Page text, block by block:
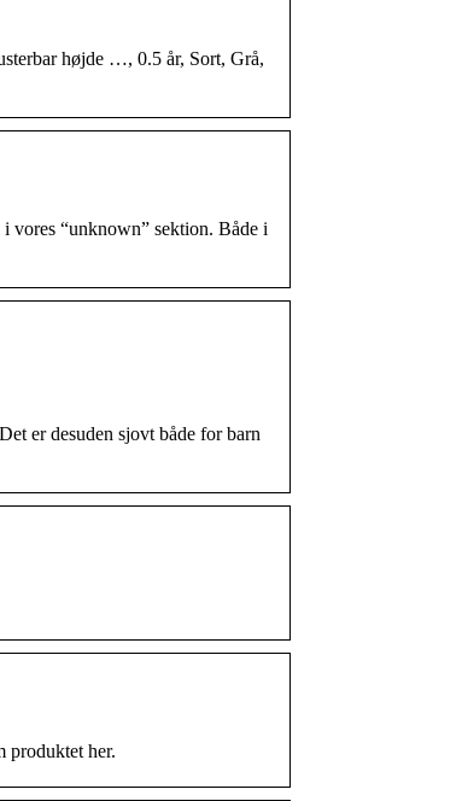
højde …, 0.5 år, Sort, Grå,
vores “unknown” sektion. Både i
er desuden sjovt både for barn
produktet her.